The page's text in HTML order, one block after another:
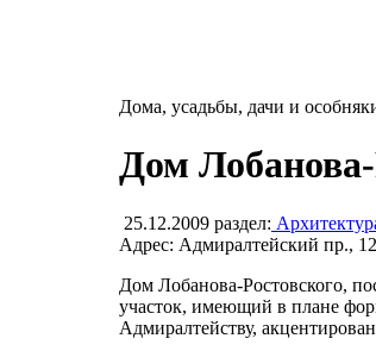
Дома, усадьбы, дачи и
Дом Лобанова-
25.12.2009 раздел:
Адрес: Адмиралтейский пр., 12
Дом Лобанова-Ростовского,
участок, имеющий в плане
Адмиралтейству,